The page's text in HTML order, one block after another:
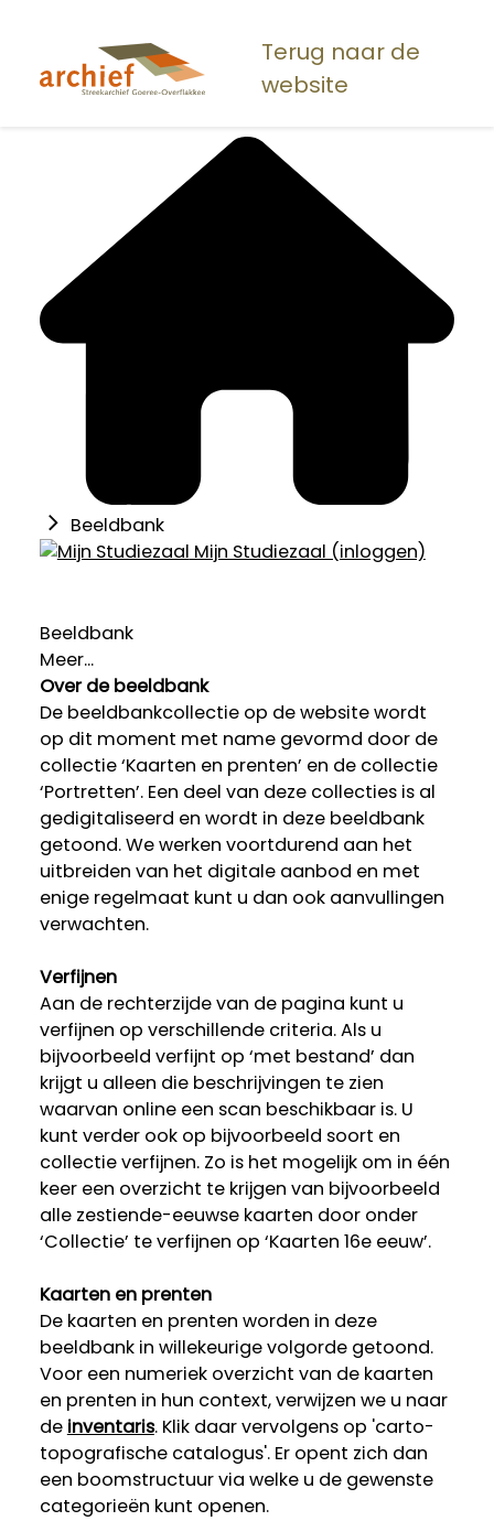
naar
Terug naar de
website
Beeldbank
Mijn Studiezaal (inloggen)
Beeldbank
Meer...
Over de beeldbank
De beeldbankcollectie op de website wordt
op dit moment met name gevormd door de
collectie ‘Kaarten en prenten’ en de collectie
‘Portretten’. Een deel van deze collecties is al
gedigitaliseerd en wordt in deze beeldbank
getoond. We werken voortdurend aan het
uitbreiden van het digitale aanbod en met
enige regelmaat kunt u dan ook aanvullingen
verwachten.
Verfijnen
Aan de rechterzijde van de pagina kunt u
verfijnen op verschillende criteria. Als u
bijvoorbeeld verfijnt op ‘met bestand’ dan
krijgt u alleen die beschrijvingen te zien
waarvan online een scan beschikbaar is. U
kunt verder ook op bijvoorbeeld soort en
collectie verfijnen. Zo is het mogelijk om in één
keer een overzicht te krijgen van bijvoorbeeld
alle zestiende-eeuwse kaarten door onder
‘Collectie’ te verfijnen op ‘Kaarten 16e eeuw’.
Kaarten en prenten
De kaarten en prenten worden in deze
beeldbank in willekeurige volgorde getoond.
Voor een numeriek overzicht van de kaarten
en prenten in hun context, verwijzen we u naar
de inventaris. Klik daar vervolgens op 'carto-
topografische catalogus'. Er opent zich dan
een boomstructuur via welke u de gewenste
categorieën kunt openen.